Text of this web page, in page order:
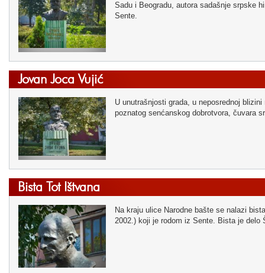
Sadu i Beogradu, autora sadašnje srpske
Sente.
Jovan Joca Vujić
U unutrašnjosti grada, u neposrednoj
poznatog senćanskog dobrotvora, čuvara
Bista Tot Ištvana
Na kraju ulice Narodne bašte se nalazi
2002.) koji je rodom iz Sente. Bista je delo